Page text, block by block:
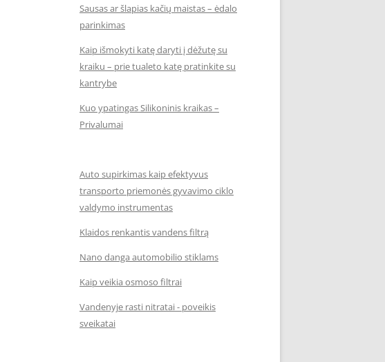
Sausas ar šlapias kačių maistas – ėdalo
parinkimas
Kaip išmokyti katę daryti į dėžutę su
kraiku – prie tualeto katę pratinkite su
kantrybe
Kuo ypatingas Silikoninis kraikas –
Privalumai
Auto supirkimas kaip efektyvus
transporto priemonės gyvavimo ciklo
valdymo instrumentas
Klaidos renkantis vandens filtrą
Nano danga automobilio stiklams
Kaip veikia osmoso filtrai
Vandenyje rasti nitratai - poveikis
sveikatai